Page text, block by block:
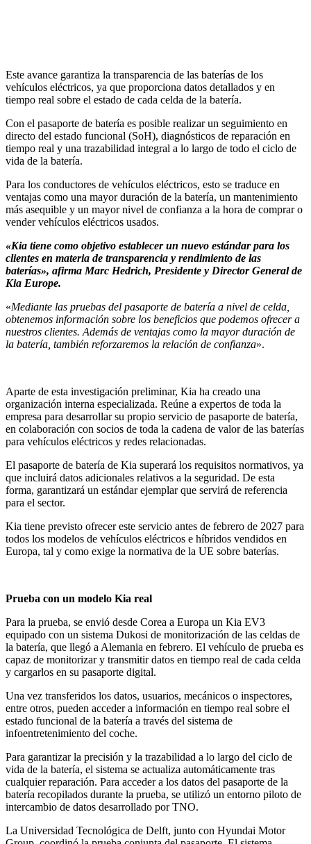
Este avance garantiza la transparencia de las baterías de los
vehículos eléctricos, ya que proporciona datos detallados y en
tiempo real sobre el estado de cada celda de la batería.
Con el pasaporte de batería es posible realizar un seguimiento en
directo del estado funcional (SoH), diagnósticos de reparación en
tiempo real y una trazabilidad integral a lo largo de todo el ciclo de
vida de la batería.
Para los conductores de vehículos eléctricos, esto se traduce en
ventajas como una mayor duración de la batería, un mantenimiento
más asequible y un mayor nivel de confianza a la hora de comprar o
vender vehículos eléctricos usados.
«Kia tiene como objetivo establecer un nuevo estándar para los
clientes en materia de transparencia y rendimiento de las
baterías», afirma Marc Hedrich, Presidente y Director General de
Kia Europe.
«Mediante las pruebas del pasaporte de batería a nivel de celda,
obtenemos información sobre los beneficios que podemos ofrecer a
nuestros clientes. Además de ventajas como la mayor duración de
la batería, también reforzaremos la relación de confianza».
Aparte de esta investigación preliminar, Kia ha creado una
organización interna especializada. Reúne a expertos de toda la
empresa para desarrollar su propio servicio de pasaporte de batería,
en colaboración con socios de toda la cadena de valor de las baterías
para vehículos eléctricos y redes relacionadas.
El pasaporte de batería de Kia superará los requisitos normativos, ya
que incluirá datos adicionales relativos a la seguridad. De esta
forma, garantizará un estándar ejemplar que servirá de referencia
para el sector.
Kia tiene previsto ofrecer este servicio antes de febrero de 2027 para
todos los modelos de vehículos eléctricos e híbridos vendidos en
Europa, tal y como exige la normativa de la UE sobre baterías.
Prueba con un modelo Kia real
Para la prueba, se envió desde Corea a Europa un Kia EV3
equipado con un sistema Dukosi de monitorización de las celdas de
la batería, que llegó a Alemania en febrero. El vehículo de prueba es
capaz de monitorizar y transmitir datos en tiempo real de cada celda
y cargarlos en su pasaporte digital.
Una vez transferidos los datos, usuarios, mecánicos o inspectores,
entre otros, pueden acceder a información en tiempo real sobre el
estado funcional de la batería a través del sistema de
infoentretenimiento del coche.
Para garantizar la precisión y la trazabilidad a lo largo del ciclo de
vida de la batería, el sistema se actualiza automáticamente tras
cualquier reparación. Para acceder a los datos del pasaporte de la
batería recopilados durante la prueba, se utilizó un entorno piloto de
intercambio de datos desarrollado por TNO.
La Universidad Tecnológica de Delft, junto con Hyundai Motor